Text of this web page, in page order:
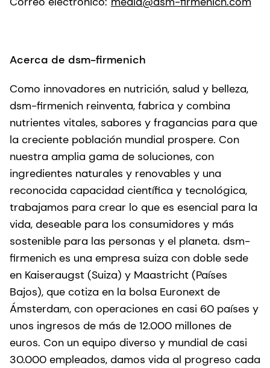
Acerca de dsm-firmenich
Como innovadores en nutrición, salud y belleza,
dsm-firmenich reinventa, fabrica y combina
nutrientes vitales, sabores y fragancias para que
la creciente población mundial prospere. Con
nuestra amplia gama de soluciones, con
ingredientes naturales y renovables y una
reconocida capacidad científica y tecnológica,
trabajamos para crear lo que es esencial para la
vida, deseable para los consumidores y más
sostenible para las personas y el planeta. dsm-
firmenich es una empresa suiza con doble sede
en Kaiseraugst (Suiza) y Maastricht (Países
Bajos), que cotiza en la bolsa Euronext de
Ámsterdam, con operaciones en casi 60 países y
unos ingresos de más de 12.000 millones de
euros. Con un equipo diverso y mundial de casi
30.000 empleados, damos vida al progreso cada